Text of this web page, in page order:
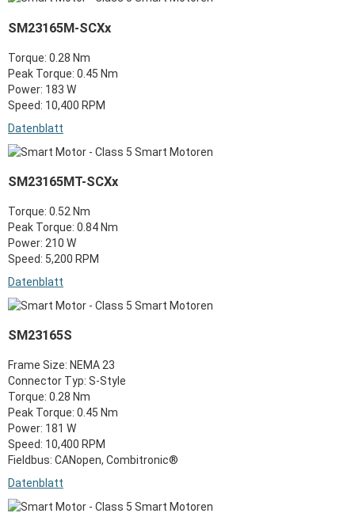
SM23165M-SCXx
Torque: 0.28 Nm
Peak Torque: 0.45 Nm
Power: 183 W
Speed: 10,400 RPM
Datenblatt
SM23165MT-SCXx
Torque: 0.52 Nm
Peak Torque: 0.84 Nm
Power: 210 W
Speed: 5,200 RPM
Datenblatt
SM23165S
Frame Size: NEMA 23
Connector Typ: S-Style
Torque: 0.28 Nm
Peak Torque: 0.45 Nm
Power: 181 W
Speed: 10,400 RPM
Fieldbus: CANopen, Combitronic®
Datenblatt